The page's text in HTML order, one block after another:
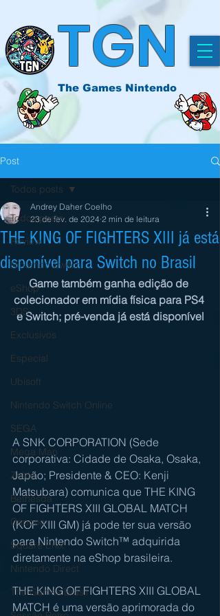
TGN
The Games Nintendo
Post
Todos posts
Review
Nintendo Switch
eShop
3DS
Exclusivos
Especial
Ubisoft
Nintendo Switch Online
SEGA
Mega Man
Zelda
Bethesda
Capcom
Square Enix
Nintendo Direct
The Games Brasil
Todos posts
THE KING OF FIGHTERS XIII já está
disponível para Switch no Brasil
Andrey Daher Coelho
23 de fev. de 2024 2 min de leitura
Game também ganha edição de
colecionador em mídia física para PS4
e Switch; pré-venda já está disponível
A SNK CORPORATION (Sede
corporativa: Cidade de Osaka, Osaka,
Japão; Presidente & CEO: Kenji
Matsubara) comunica que THE KING
OF FIGHTERS XIII GLOBAL MATCH
(KOF XIII GM) já pode ter sua versão
para Nintendo Switch™ adquirida
diretamente na eShop brasileira.
THE KING OF FIGHTERS XIII GLOBAL
MATCH é uma versão aprimorada do